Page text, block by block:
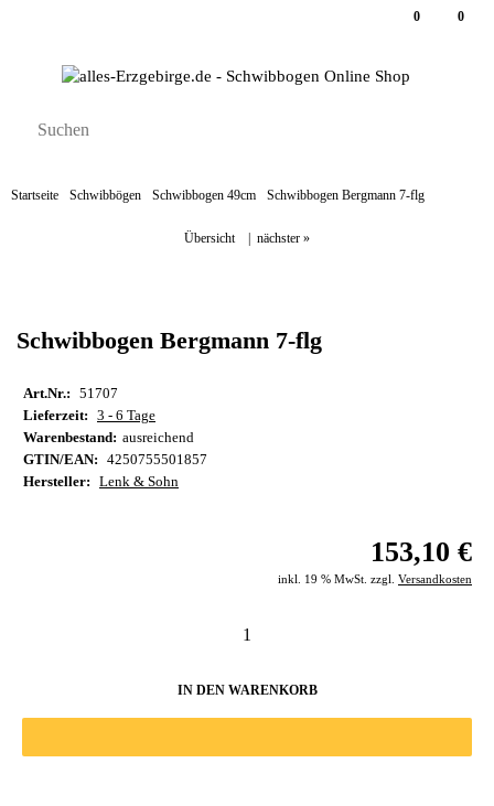
0
0
Startseite Schwibbögen Schwibbogen 49cm Schwibbogen Bergmann 7-flg
Übersicht| nächster »
Schwibbogen Bergmann 7-flg
Art.Nr.:
51707
Lieferzeit:
3 - 6 Tage
Warenbestand: ausreichend
GTIN/EAN:
4250755501857
Hersteller:
Lenk & Sohn
153,10 €
inkl. 19 % MwSt. zzgl. Versandkosten
IN DEN WARENKORB